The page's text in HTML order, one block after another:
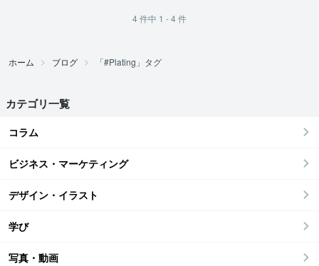
4件中 1 - 4件
ホーム ブログ 「#Plating」タグ
カテゴリ一覧
コラム
ビジネス・マーケティング
デザイン・イラスト
学び
写真・動画